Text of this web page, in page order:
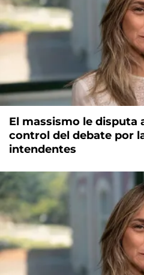
El massismo le disputa
control del debate por
intendentes